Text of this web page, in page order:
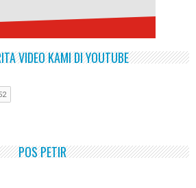
VIDEO KAMI DI YOUTUBE
POS PETIR